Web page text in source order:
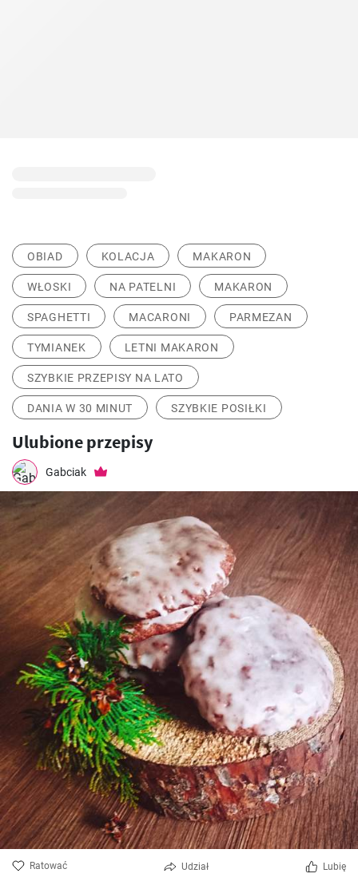
OBIAD KOLACJA MAKARON
WŁOSKI NA PATELNI MAKARON
SPAGHETTI MACARONI PARMEZAN
TYMIANEK LETNI MAKARON
SZYBKIE PRZEPISY NA LATO
DANIA W 30 MINUT SZYBKIE POSIŁKI
Ulubione przepisy
Gabciak
Ratować Udział Lubię